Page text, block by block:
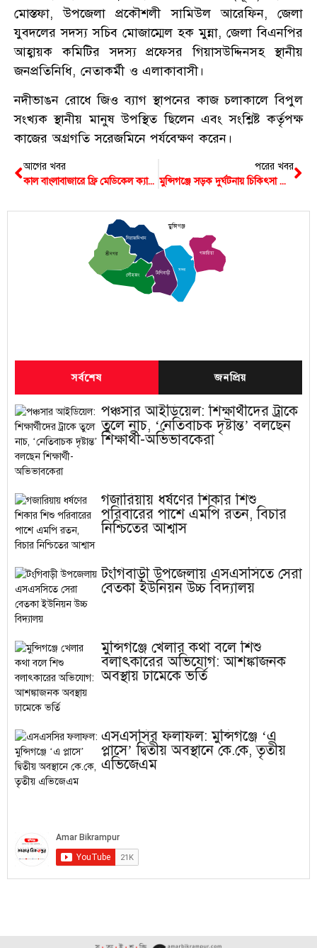
মোস্তফা, উপজেলা প্রকৌশলী সামিউল আরেফিন, জেলা
যুবদলের সদস্য সচিব মোজাম্মেল হক মুন্না, জেলা বিএনপির
আহ্বায়ক কমিটির সদস্য প্রফেসর গিয়াসউদ্দিনসহ স্থানীয়
জনপ্রতিনিধি, নেতাকর্মী ও এলাকাবাসী।
নদীভাঙন রোধে জিও ব্যাগ স্থাপনের কাজ চলাকালে বিপুল
সংখ্যক স্থানীয় মানুষ উপস্থিত ছিলেন এবং সংশ্লিষ্ট কর্তৃপক্ষ
কাজের অগ্রগতি সরেজমিনে পর্যবেক্ষণ করেন।
আগের খবর
কাল বাংলাবাজারে ফ্রি মেডিকেল ক্যাম্প ও ফ্রি ঔষধ বিতরণ, থাকবে ৪ বিশেষজ্ঞ ডাক্তার
পরের খবর
মুন্সিগঞ্জে সড়ক দুর্ঘটনায় চিকিৎসা শেষে ফিরে ‘জুলাই যোদ্ধা’র মৃত্যু
শ্রীনগর
সিরাজদিখান
টংগিবাড়ী
সদর
গজারিয়া
লৌহজং
মুন্সিগঞ্জ
সর্বশেষ জনপ্রিয়
পঞ্চসার আইডিয়েল: শিক্ষার্থীদের ট্রাকে
তুলে নাচ, ‘নেতিবাচক দৃষ্টান্ত’ বলছেন
শিক্ষার্থী-অভিভাবকেরা
গজারিয়ায় ধর্ষণের শিকার শিশু
পরিবারের পাশে এমপি রতন, বিচার
নিশ্চিতের আশ্বাস
টংগিবাড়ী উপজেলায় এসএসসিতে সেরা
বেতকা ইউনিয়ন উচ্চ বিদ্যালয়
মুন্সিগঞ্জে খেলার কথা বলে শিশু
বলাৎকারের অভিযোগ: আশঙ্কাজনক
অবস্থায় ঢামেকে ভর্তি
এসএসসির ফলাফল: মুন্সিগঞ্জে ‘এ
প্লাসে’ দ্বিতীয় অবস্থানে কে.কে, তৃতীয়
এভিজেএম